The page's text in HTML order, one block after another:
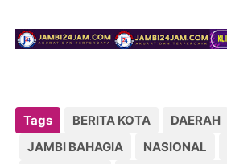
Tags BERITA KOTA DAERAH
JAMBI BAHAGIA
NASIONAL